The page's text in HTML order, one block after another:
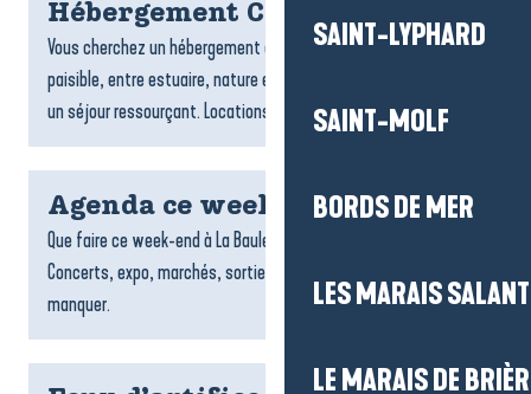
SAINT-LYPHARD
SAINT-MOLF
BORDS DE MER
LES MARAIS
LE MARAIS DE
Hébergement Camoël
Vous cherchez un hébergement à Camoël ? Cette commune
paisible, entre estuaire, nature et campagne, est parfaite pour
un séjour ressourçant. Locations, chambres d’hôtes ou...
Agenda ce week end
Que faire ce week-end à La Baule-Presqu’île de Guérande ?
Concerts, expo, marchés, sorties et événements à ne pas
manquer.